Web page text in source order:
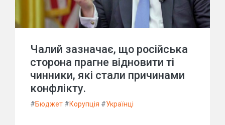
Чалий зазначає, що російська
сторона прагне відновити ті
чинники, які стали причинами
конфлікту.
#Бюджет #Корупція #Українці